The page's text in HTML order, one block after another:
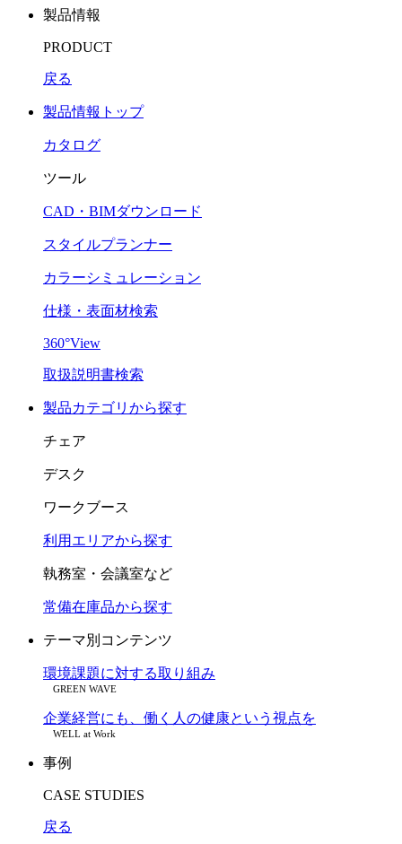
製品情報
PRODUCT
戻る
製品情報トップ
カタログ
ツール
CAD・BIMダウンロード
スタイルプランナー
カラーシミュレーション
仕様・表面材検索
360°View
取扱説明書検索
製品カテゴリから探す
チェア
デスク
ワークブース
利用エリアから探す
執務室・会議室など
常備在庫品から探す
テーマ別コンテンツ
環境課題に対する取り組み
GREEN WAVE
企業経営にも、働く人の健康という視点を
WELL at Work
事例
CASE STUDIES
戻る